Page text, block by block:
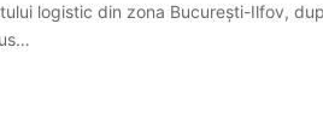
logistic din zona București-Ilfov,